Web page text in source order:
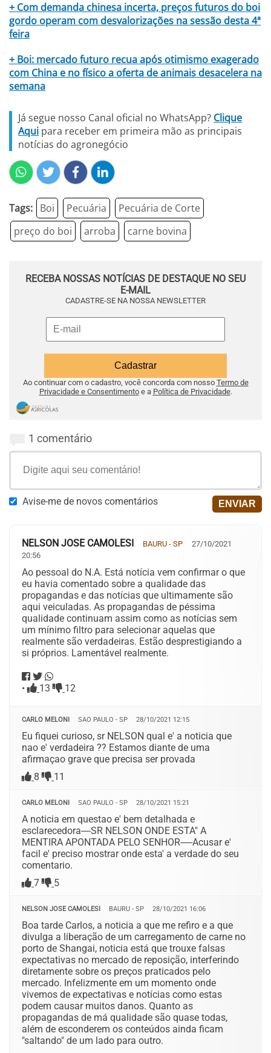
+ Com demanda chinesa incerta, preços futuros do boi
gordo operam com desvalorizações na sessão desta 4ª
feira
+ Boi: mercado futuro recua após otimismo exagerado
com China e no físico a oferta de animais desacelera na
semana
Já segue nosso Canal oficial no WhatsApp? Clique
Aqui para receber em primeira mão as principais
notícias do agronegócio
Tags: Boi Pecuária
Pecuária de Corte
preço do boi
arroba carne bovina
RECEBA NOSSAS NOTÍCIAS DE DESTAQUE NO SEU
E-MAIL
CADASTRE-SE NA NOSSA NEWSLETTER
Ao continuar com o cadastro, você concorda com nosso Termo de
Privacidade e Consentimentoe a Política de Privacidade.
1 comentário
Avise-me de novos comentários
NELSON JOSE CAMOLESI BAURU - SP
27/10/2021
20:56
Ao pessoal do N.A. Está notícia vem confirmar o que
eu havia comentado sobre a qualidade das
propagandas e das notícias que ultimamente são
aqui veiculadas. As propagandas de péssima
qualidade continuam assim como as notícias sem
um mínimo filtro para selecionar aquelas que
realmente são verdadeiras. Estão desprestigiando a
si próprios. Lamentável realmente.
• 13 12
CARLO MELONI SAO PAULO - SP 28/10/2021 12:15
Eu fiquei curioso, sr NELSON qual e' a noticia que
nao e' verdadeira ?? Estamos diante de uma
afirmaçao grave que precisa ser provada
8
11
CARLO MELONI SAO PAULO - SP 28/10/2021 15:21
A noticia em questao e' bem detalhada e
esclarecedora----SR NELSON ONDE ESTA" A
MENTIRA APONTADA PELO SENHOR-----Acusar e'
facil e' preciso mostrar onde esta' a verdade do seu
comentario.
7
5
NELSON JOSE CAMOLESI BAURU - SP 28/10/2021 16:06
Boa tarde Carlos, a noticia a que me refiro e a que
divulga a liberação de um carregamento de carne no
porto de Shangai, noticia está que trouxe falsas
expectativas no mercado de reposição, interferindo
diretamente sobre os preços praticados pelo
mercado. Infelizmente em um momento onde
vivemos de expectativas e notícias como estas
podem causar muitos danos. Quanto as
propagandas de má qualidade são quase todas,
além de esconderem os conteúdos ainda ficam
"saltando" de um lado para outro.